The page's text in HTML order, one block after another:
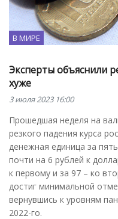
В МИРЕ
Эксперты объяснили
хуже
3 июля 2023 16:00
Прошедшая неделя на
резкого падения курса
денежная единица за
почти на 6 рублей к
к первому и за 97 – ко
достиг минимальной
вернувшись к уровням
2022-го.